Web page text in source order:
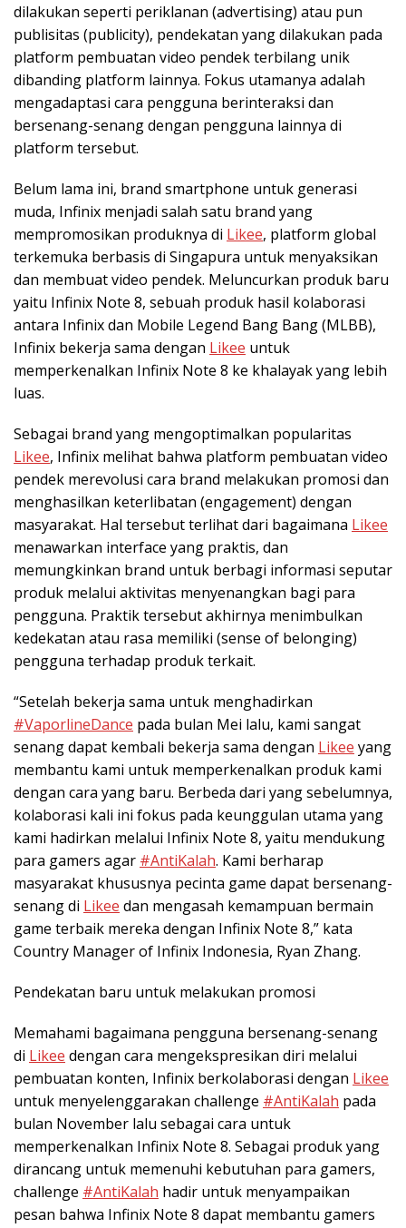
dilakukan seperti periklanan (advertising) atau pun
publisitas (publicity), pendekatan yang dilakukan pada
platform pembuatan video pendek terbilang unik
dibanding platform lainnya. Fokus utamanya adalah
mengadaptasi cara pengguna berinteraksi dan
bersenang-senang dengan pengguna lainnya di
platform tersebut.
Belum lama ini, brand smartphone untuk generasi
muda, Infinix menjadi salah satu brand yang
mempromosikan produknya di Likee, platform global
terkemuka berbasis di Singapura untuk menyaksikan
dan membuat video pendek. Meluncurkan produk baru
yaitu Infinix Note 8, sebuah produk hasil kolaborasi
antara Infinix dan Mobile Legend Bang Bang (MLBB),
Infinix bekerja sama dengan Likee untuk
memperkenalkan Infinix Note 8 ke khalayak yang lebih
luas.
Sebagai brand yang mengoptimalkan popularitas
Likee, Infinix melihat bahwa platform pembuatan video
pendek merevolusi cara brand melakukan promosi dan
menghasilkan keterlibatan (engagement) dengan
masyarakat. Hal tersebut terlihat dari bagaimana Likee
menawarkan interface yang praktis, dan
memungkinkan brand untuk berbagi informasi seputar
produk melalui aktivitas menyenangkan bagi para
pengguna. Praktik tersebut akhirnya menimbulkan
kedekatan atau rasa memiliki (sense of belonging)
pengguna terhadap produk terkait.
“Setelah bekerja sama untuk menghadirkan
#VaporlineDance pada bulan Mei lalu, kami sangat
senang dapat kembali bekerja sama dengan Likee yang
membantu kami untuk memperkenalkan produk kami
dengan cara yang baru. Berbeda dari yang sebelumnya,
kolaborasi kali ini fokus pada keunggulan utama yang
kami hadirkan melalui Infinix Note 8, yaitu mendukung
para gamers agar #AntiKalah. Kami berharap
masyarakat khususnya pecinta game dapat bersenang-
senang di Likee dan mengasah kemampuan bermain
game terbaik mereka dengan Infinix Note 8,” kata
Country Manager of Infinix Indonesia, Ryan Zhang.
Pendekatan baru untuk melakukan promosi
Memahami bagaimana pengguna bersenang-senang
di Likee dengan cara mengekspresikan diri melalui
pembuatan konten, Infinix berkolaborasi dengan Likee
untuk menyelenggarakan challenge #AntiKalah pada
bulan November lalu sebagai cara untuk
memperkenalkan Infinix Note 8. Sebagai produk yang
dirancang untuk memenuhi kebutuhan para gamers,
challenge #AntiKalah hadir untuk menyampaikan
pesan bahwa Infinix Note 8 dapat membantu gamers